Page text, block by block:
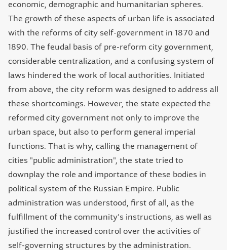
economic, demographic and humanitarian spheres.
The growth of these aspects of urban life is associated
with the reforms of city self-government in 1870 and
1890. The feudal basis of pre-reform city government,
considerable centralization, and a confusing system of
laws hindered the work of local authorities. Initiated
from above, the city reform was designed to address all
these shortcomings. However, the state expected the
reformed city government not only to improve the
urban space, but also to perform general imperial
functions. That is why, calling the management of
cities "public administration", the state tried to
downplay the role and importance of these bodies in
political system of the Russian Empire. Public
administration was understood, first of all, as the
fulfillment of the community's instructions, as well as
justified the increased control over the activities of
self-governing structures by the administration.